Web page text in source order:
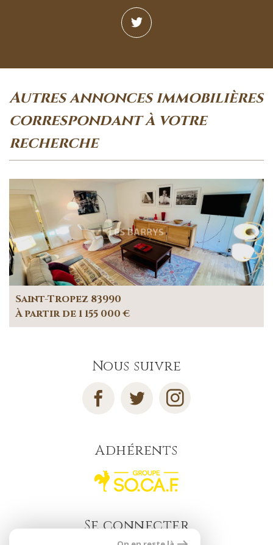
autres annonces immobilières
correspondant à votre
recherche
Saint-Tropez 83990
À partir de 1 155 000 €
Nous suivre
Adhérents
Se connecter